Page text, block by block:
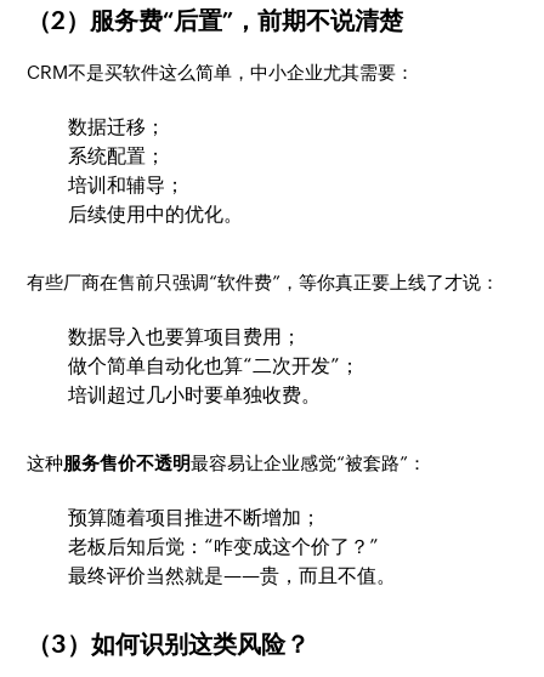
（2）服务费“后置”，前期不说清楚
CRM不是买软件这么简单，中小企业尤其需要：
数据迁移；
系统配置；
培训和辅导；
后续使用中的优化。
有些厂商在售前只强调“软件费”，等你真正要上线了才说：
数据导入也要算项目费用；
做个简单自动化也算“二次开发”；
培训超过几小时要单独收费。
这种服务售价不透明最容易让企业感觉“被套路”：
预算随着项目推进不断增加；
老板后知后觉：“咋变成这个价了？”
最终评价当然就是——贵，而且不值。
（3）如何识别这类风险？